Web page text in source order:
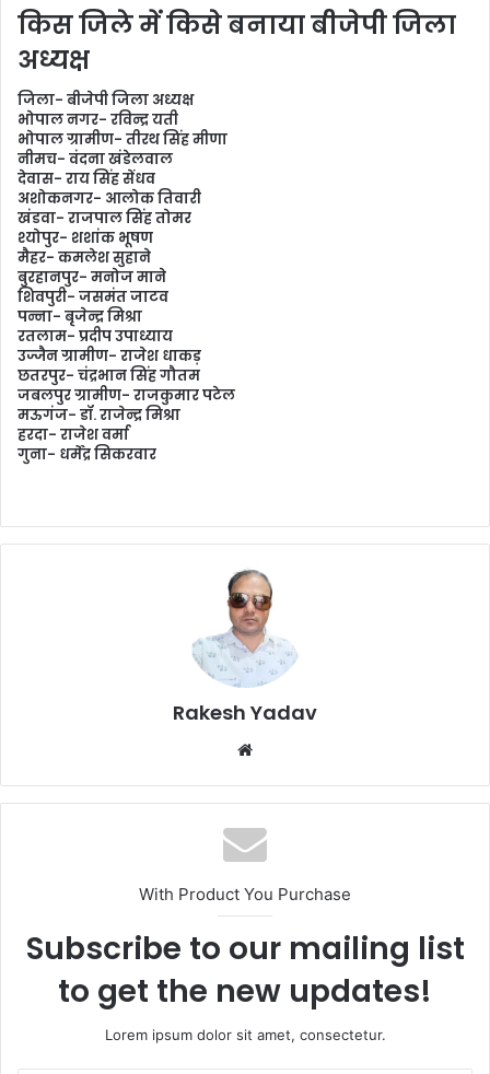
किस जिले में किसे बनाया बीजेपी जिला
अध्यक्ष
जिला- बीजेपी जिला अध्यक्ष
भोपाल नगर- रविन्द्र यती
भोपाल ग्रामीण- तीरथ सिंह मीणा
नीमच- वंदना खंडेलवाल
देवास- राय सिंह सेंधव
अशोकनगर- आलोक तिवारी
खंडवा- राजपाल सिंह तोमर
श्योपुर- शशांक भूषण
मैहर- कमलेश सुहाने
बुरहानपुर- मनोज माने
शिवपुरी- जसमंत जाटव
पन्ना- बृजेन्द्र मिश्रा
रतलाम- प्रदीप उपाध्याय
उज्जैन ग्रामीण- राजेश धाकड़
छतरपुर- चंद्रभान सिंह गौतम
जबलपुर ग्रामीण- राजकुमार पटेल
मऊगंज- डॉ. राजेन्द्र मिश्रा
हरदा- राजेश वर्मा
गुना- धर्मेंद्र सिकरवार
Rakesh Yadav
b
s
i
e
With Product You Purchase
Subscribe to our mailing list
to get the new updates!
Lorem ipsum dolor sit amet, consectetur.